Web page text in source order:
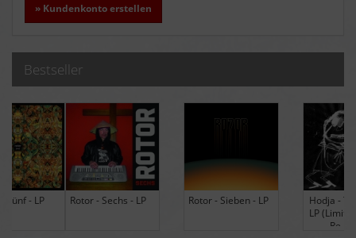
» Kundenkonto erstellen
Bestseller
Rotor - Sechs - LP Rotor - Sieben - LP
Hodja - The Band -
LP (Limited Edition